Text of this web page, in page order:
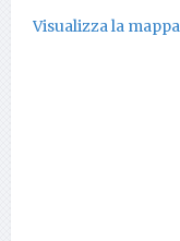
Visualizza la mappa